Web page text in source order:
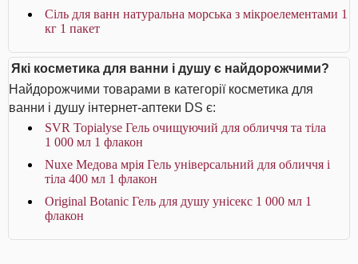
Сіль для ванн натуральна морська з мікроелементами 1
кг 1 пакет
Які косметика для ванни і душу є найдорожчими?
Найдорожчими товарами в категорії косметика для
ванни і душу інтернет-аптеки DS є:
SVR Topialyse Гель очищуючий для обличчя та тіла
1 000 мл 1 флакон
Nuxe Медова мрія Гель універсальний для обличчя і
тіла 400 мл 1 флакон
Original Botanic Гель для душу унісекс 1 000 мл 1
флакон